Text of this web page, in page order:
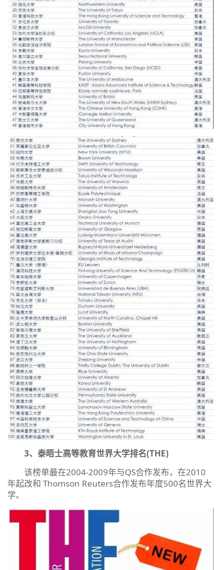
3、泰晤士高等教育世界大学排名(THE)
该榜单最在2004-2009年与QS合作发布，在2010
年起改和 Thomson Reuters合作发布年度500名世界大
学。